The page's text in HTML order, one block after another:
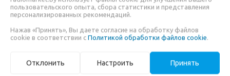
ПРОДАЖЕ ЕЩЁ МНОГО ДРУГИХ
НЕ ВНЕСЕНЫ В НАШ КАТАЛОГ!
ЗВОНИТЕ ПО НАШИМ ТЕЛЕФОНАМ, ИЛИ
ПИШИТЕ В ЧАТ И МЫ ПОМОЖЕМ ВАМ
Техника для стирки,
обувью
Техника и средства по
пользовательского опыта, сбора статистики и представления
персонализированных рекомендаций.
Нажав «Принять», Вы даете согласие на обработку файлов
cookie в соответствии с Политикой обработки файлов cookie.
Отклонить Настроить Принять